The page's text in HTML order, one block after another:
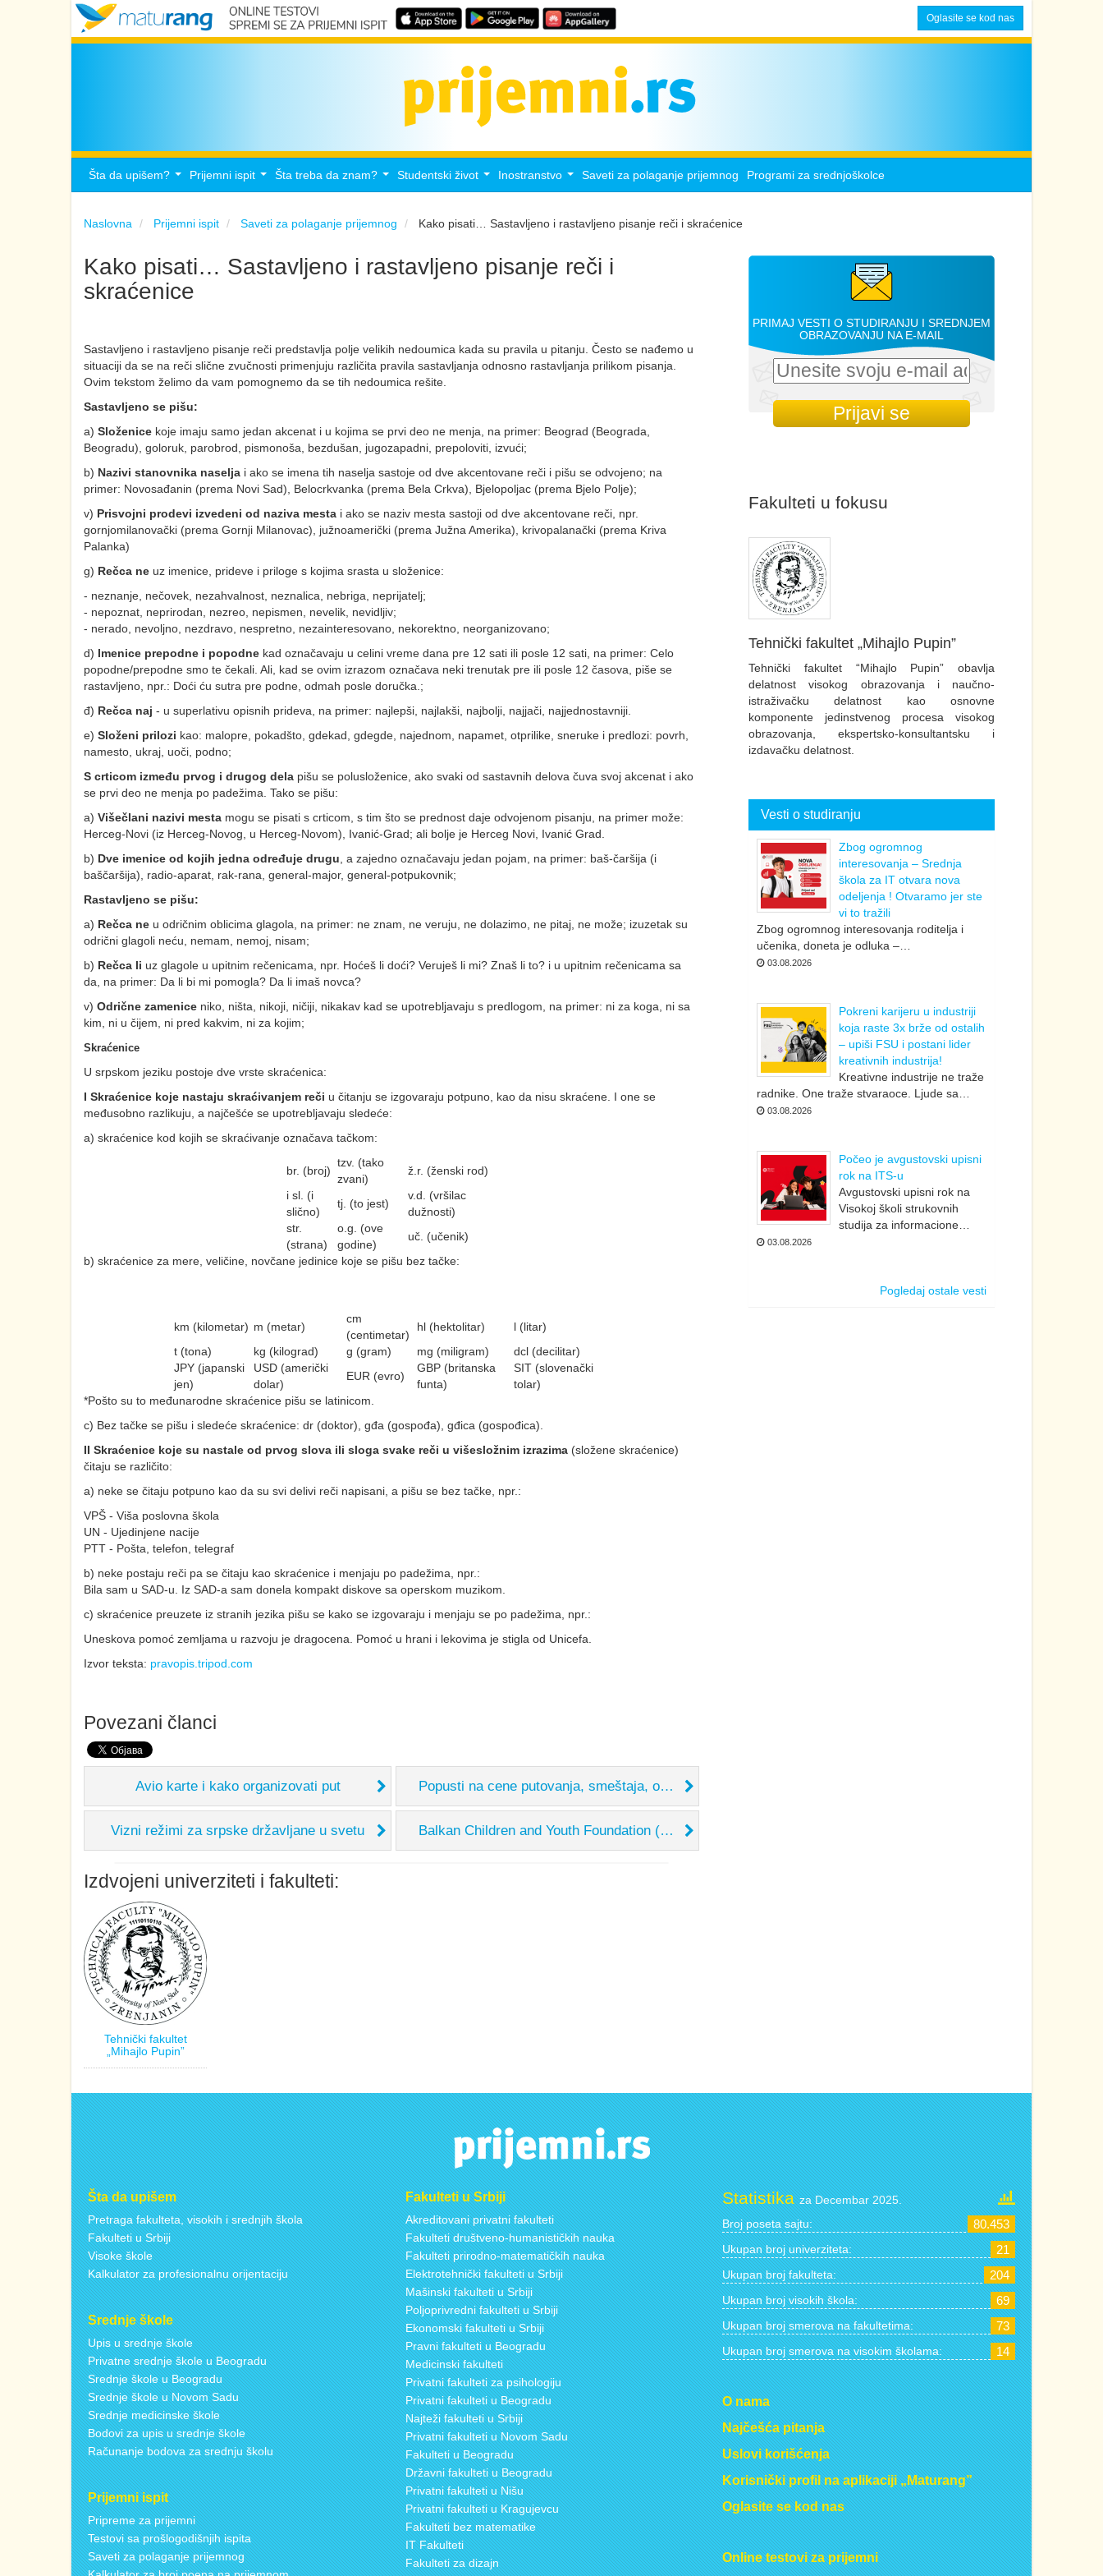
Oglasite se kod nas
Šta da upišem? Prijemni ispit Šta treba da znam? Studentski život Inostranstvo Saveti za polaganje prijemnog Programi za srednjoškolce
Naslovna Prijemni ispit Saveti za polaganje prijemnog Kako pisati… Sastavljeno i rastavljeno pisanje reči i skraćenice
Kako pisati… Sastavljeno i rastavljeno pisanje reči i
skraćenice
Sastavljeno i rastavljeno pisanje reči predstavlja polje velikih nedoumica kada su pravila u pitanju. Često se nađemo u
situaciji da se na reči slične zvučnosti primenjuju različita pravila sastavljanja odnosno rastavljanja prilikom pisanja.
Ovim tekstom želimo da vam pomognemo da se tih nedoumica rešite.
Sastavljeno se pišu:
a) Složenice koje imaju samo jedan akcenat i u kojima se prvi deo ne menja, na primer: Beograd (Beograda,
Beogradu), goloruk, parobrod, pismonoša, bezdušan, jugozapadni, prepoloviti, izvući;
b) Nazivi stanovnika naselja i ako se imena tih naselja sastoje od dve akcentovane reči i pišu se odvojeno; na
primer: Novosađanin (prema Novi Sad), Belocrkvanka (prema Bela Crkva), Bjelopoljac (prema Bjelo Polje);
v) Prisvojni prodevi izvedeni od naziva mesta i ako se naziv mesta sastoji od dve akcentovane reči, npr.
gornjomilanovački (prema Gornji Milanovac), južnoamerički (prema Južna Amerika), krivopalanački (prema Kriva
Palanka)
g) Rečca ne uz imenice, prideve i priloge s kojima srasta u složenice:
- neznanje, nečovek, nezahvalnost, neznalica, nebriga, neprijatelj;
- nepoznat, neprirodan, nezreo, nepismen, nevelik, nevidljiv;
- nerado, nevoljno, nezdravo, nespretno, nezainteresovano, nekorektno, neorganizovano;
d) Imenice prepodne i popodne kad označavaju u celini vreme dana pre 12 sati ili posle 12 sati, na primer: Celo
popodne/prepodne smo te čekali. Ali, kad se ovim izrazom označava neki trenutak pre ili posle 12 časova, piše se
rastavljeno, npr.: Doći ću sutra pre podne, odmah posle doručka.;
đ) Rečca naj - u superlativu opisnih prideva, na primer: najlepši, najlakši, najbolji, najjači, najjednostavniji.
e) Složeni prilozi kao: malopre, pokadšto, gdekad, gdegde, najednom, napamet, otprilike, sneruke i predlozi: povrh,
namesto, ukraj, uoči, podno;
S crticom između prvog i drugog dela pišu se polusloženice, ako svaki od sastavnih delova čuva svoj akcenat i ako
se prvi deo ne menja po padežima. Tako se pišu:
a) Višečlani nazivi mesta mogu se pisati s crticom, s tim što se prednost daje odvojenom pisanju, na primer može:
Herceg-Novi (iz Herceg-Novog, u Herceg-Novom), Ivanić-Grad; ali bolje je Herceg Novi, Ivanić Grad.
b) Dve imenice od kojih jedna određuje drugu , a zajedno označavaju jedan pojam, na primer: baš-čaršija (i
baščaršija), radio-aparat, rak-rana, general-major, general-potpukovnik;
Rastavljeno se pišu:
a) Rečca ne u odričnim oblicima glagola, na primer: ne znam, ne veruju, ne dolazimo, ne pitaj, ne može; izuzetak su
odrični glagoli neću, nemam, nemoj, nisam;
b) Rečca li uz glagole u upitnim rečenicama, npr. Hoćeš li doći? Veruješ li mi? Znaš li to? i u upitnim rečenicama sa
da, na primer: Da li bi mi pomogla? Da li imaš novca?
v) Odrične zamenice niko, ništa, nikoji, ničiji, nikakav kad se upotrebljavaju s predlogom, na primer: ni za koga, ni sa
kim, ni u čijem, ni pred kakvim, ni za kojim;
Skraćenice
U srpskom jeziku postoje dve vrste skraćenica:
I Skraćenice koje nastaju skraćivanjem reči u čitanju se izgovaraju potpuno, kao da nisu skraćene. I one se
međusobno razlikuju, a najčešće se upotrebljavaju sledeće:
a) skraćenice kod kojih se skraćivanje označava tačkom:
br. (broj)
tzv. (tako
zvani)
ž.r. (ženski rod)
i sl. (i
slično)
tj. (to jest)
v.d. (vršilac
dužnosti)
str.
(strana)
o.g. (ove
godine)
uč. (učenik)
b) skraćenice za mere, veličine, novčane jedinice koje se pišu bez tačke:
km (kilometar) m (metar)
cm
(centimetar)
hl (hektolitar)
l (litar)
t (tona)
kg (kilograd) g (gram) mg (miligram)
dcl (decilitar)
JPY (japanski
jen)
USD (američki
dolar)
EUR (evro)
GBP (britanska
funta)
SIT (slovenački
tolar)
*Pošto su to međunarodne skraćenice pišu se latinicom.
c) Bez tačke se pišu i sledeće skraćenice: dr (doktor), gđa (gospođa), gđica (gospođica).
II Skraćenice koje su nastale od prvog slova ili sloga svake reči u višesložnim izrazima (složene skraćenice)
čitaju se različito:
a) neke se čitaju potpuno kao da su svi delivi reči napisani, a pišu se bez tačke, npr.:
VPŠ - Viša poslovna škola
UN - Ujedinjene nacije
PTT - Pošta, telefon, telegraf
b) neke postaju reči pa se čitaju kao skraćenice i menjaju po padežima, npr.:
Bila sam u SAD-u. Iz SAD-a sam donela kompakt diskove sa operskom muzikom.
c) skraćenice preuzete iz stranih jezika pišu se kako se izgovaraju i menjaju se po padežima, npr.:
Uneskova pomoć zemljama u razvoju je dragocena. Pomoć u hrani i lekovima je stigla od Unicefa.
Izvor teksta: pravopis.tripod.com
Povezani članci
Avio karte i kako organizovati put Popusti na cene putovanja, smeštaja, omladinske kartice i slično...
Vizni režimi za srpske državljane u svetu Balkan Children and Youth Foundation (BCYF)
Izdvojeni univerziteti i fakulteti:
Tehnički fakultet
„Mihajlo Pupin”
PRIMAJ VESTI O STUDIRANJU I SREDNJEM
OBRAZOVANJU NA E-MAIL
Fakulteti u fokusu
Tehnički fakultet „Mihajlo Pupin”
Tehnički fakultet “Mihajlo Pupin” obavlja
delatnost visokog obrazovanja i naučno-
istraživačku delatnost kao osnovne
komponente jedinstvenog procesa visokog
obrazovanja, ekspertsko-konsultantsku i
izdavačku delatnost.
Vesti o studiranju
Zbog ogromnog
interesovanja – Srednja
škola za IT otvara nova
odeljenja ! Otvaramo jer ste
vi to tražili
Zbog ogromnog interesovanja roditelja i
učenika, doneta je odluka –…
03.08.2026
Pokreni karijeru u industriji
koja raste 3x brže od ostalih
– upiši FSU i postani lider
kreativnih industrija!
Kreativne industrije ne traže
radnike. One traže stvaraoce. Ljude sa…
03.08.2026
Počeo je avgustovski upisni
rok na ITS-u
Avgustovski upisni rok na
Visokoj školi strukovnih
studija za informacione…
03.08.2026
Pogledaj ostale vesti
Šta da upišem
Pretraga fakulteta, visokih i srednjih škola
Fakulteti u Srbiji
Visoke škole
Kalkulator za profesionalnu orijentaciju
Srednje škole
Upis u srednje škole
Privatne srednje škole u Beogradu
Srednje škole u Beogradu
Srednje škole u Novom Sadu
Srednje medicinske škole
Bodovi za upis u srednje škole
Računanje bodova za srednju školu
Prijemni ispit
Pripreme za prijemni
Testovi sa prošlogodišnjih ispita
Saveti za polaganje prijemnog
Fakulteti u Srbiji
Akreditovani privatni fakulteti
Fakulteti društveno-humanističkih nauka
Fakulteti prirodno-matematičkih nauka
Elektrotehnički fakulteti u Srbiji
Mašinski fakulteti u Srbiji
Poljoprivredni fakulteti u Srbiji
Ekonomski fakulteti u Srbiji
Pravni fakulteti u Beogradu
Medicinski fakulteti
Privatni fakulteti za psihologiju
Privatni fakulteti u Beogradu
Najteži fakulteti u Srbiji
Privatni fakulteti u Novom Sadu
Fakulteti u Beogradu
Državni fakulteti u Beogradu
Privatni fakulteti u Nišu
Privatni fakulteti u Kragujevcu
Fakulteti bez matematike
IT Fakulteti
Fakulteti za dizajn
Statistikaza Decembar 2025.
Broj poseta sajtu: 80.453
Ukupan broj univerziteta: 21
Ukupan broj fakulteta: 204
Ukupan broj visokih škola: 69
Ukupan broj smerova na fakultetima: 73
Ukupan broj smerova na visokim školama: 14
O nama
Najčešća pitanja
Uslovi korišćenja
Korisnički profil na aplikaciji „Maturang”
Oglasite se kod nas
Online testovi za prijemni